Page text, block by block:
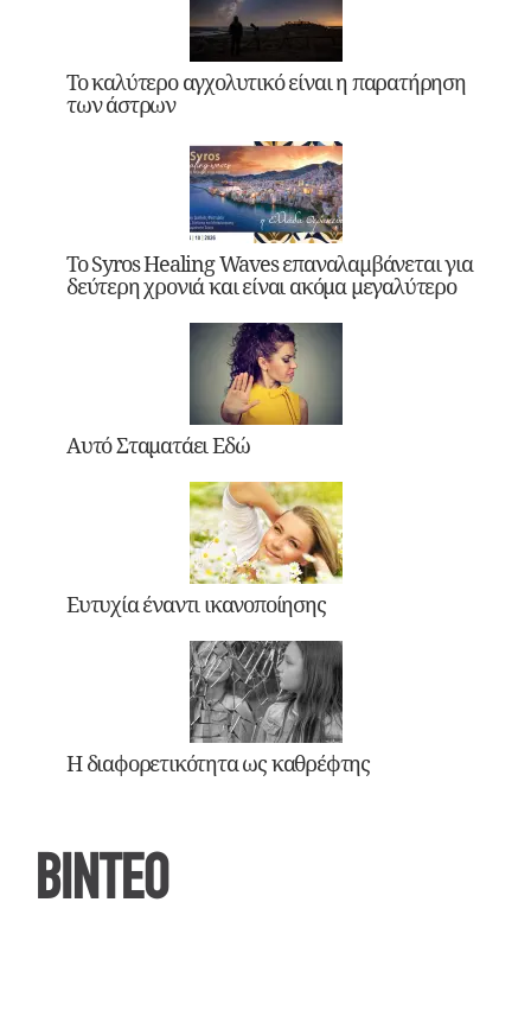
Το καλύτερο αγχολυτικό είναι η παρατήρηση
των άστρων
Το Syros Healing Waves επαναλαμβάνεται για
δεύτερη χρονιά και είναι ακόμα μεγαλύτερο
Αυτό Σταματάει Εδώ
Ευτυχία έναντι ικανοποίησης
Η διαφορετικότητα ως καθρέφτης
ΒΙΝΤΕΟ